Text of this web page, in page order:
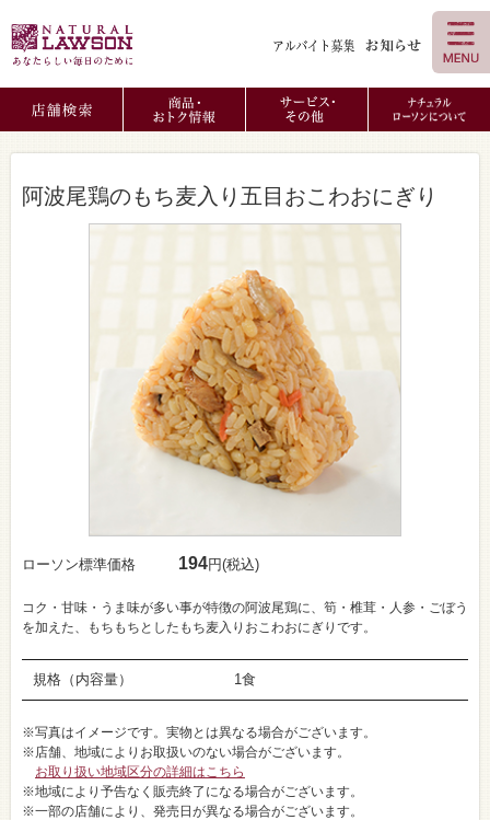
阿波尾鶏のもち麦入り五目おこわおにぎり
ローソン標準価格 194円(税込)
コク・甘味・うま味が多い事が特徴の阿波尾鶏に、筍・椎茸・人参・ごぼう
を加えた、もちもちとしたもち麦入りおこわおにぎりです。
規格（内容量） 1食
※写真はイメージです。実物とは異なる場合がございます。
※店舗、地域によりお取扱いのない場合がございます。
お取り扱い地域区分の詳細はこちら
※地域により予告なく販売終了になる場合がございます。
※一部の店舗により、発売日が異なる場合がございます。